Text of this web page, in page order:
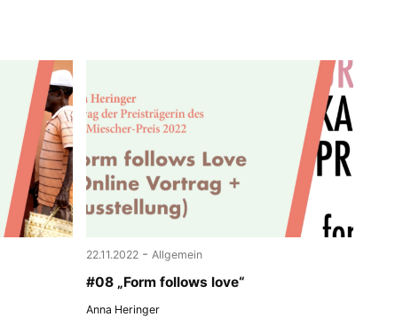
22.11.2022 - Allgemein
#08 „Form follows love“
Anna Heringer